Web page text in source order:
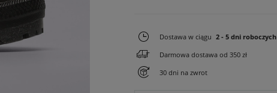
Dostawa w ciągu 2 - 5 dni roboczych
Darmowa dostawa od 350 zł
30 dni na zwrot